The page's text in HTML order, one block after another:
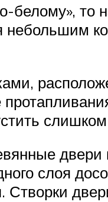
белому», то
небольшим
слоя
Створки